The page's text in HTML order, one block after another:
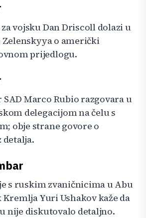
vojsku Dan Driscoll dolazi u
o američki
prijedlogu.
Marco Rubio razgovara u
delegacijom na čelu s
obje strane govore o
detalja.
s ruskim zvaničnicima u Abu
Yuri Ushakov kaže da
nije diskutovalo detaljno.